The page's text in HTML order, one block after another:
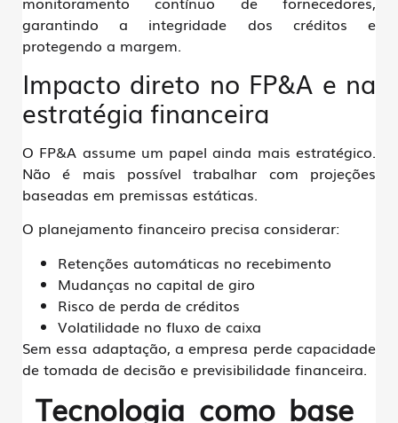
garantindo a integridade dos créditos e
protegendo a margem.
Impacto direto no FP&A e na
estratégia financeira
O FP&A assume um papel ainda mais estratégico.
Não é mais possível trabalhar com projeções
baseadas em premissas estáticas.
O planejamento financeiro precisa considerar:
Retenções automáticas no recebimento
Mudanças no capital de giro
Risco de perda de créditos
Volatilidade no fluxo de caixa
Sem essa adaptação, a empresa perde capacidade
de tomada de decisão e previsibilidade financeira.
Tecnologia como base